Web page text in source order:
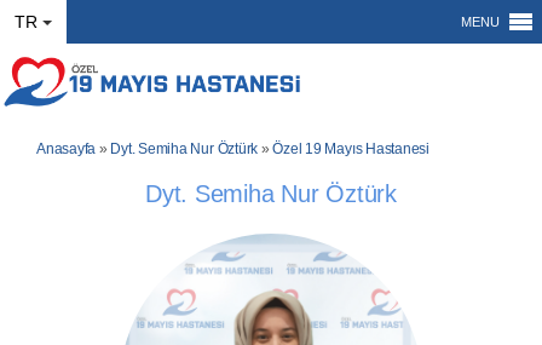
MENU
TR
Anasayfa » Dyt. Semiha Nur Öztürk »Özel 19 Mayıs Hastanesi
Dyt. Semiha Nur Öztürk